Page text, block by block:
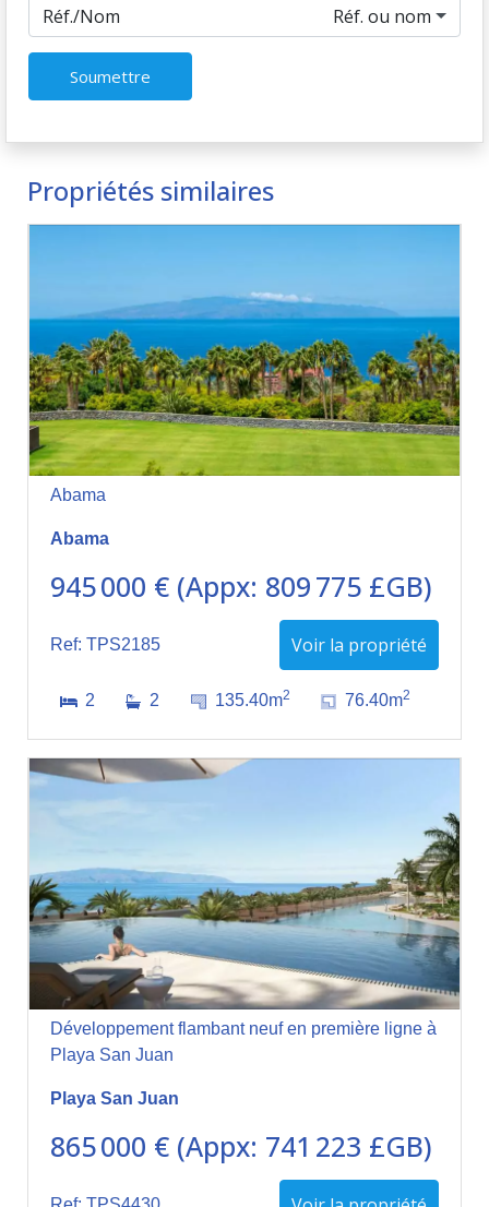
Réf./Nom Réf. ou nom
Soumettre
Propriétés similaires
Abama
Abama
945 000 € (Appx: 809 775 £GB)
Ref: TPS2185 Voir la propriété
2 2 135.40m2 76.40m2
Développement flambant neuf en première ligne à
Playa San Juan
Playa San Juan
865 000 € (Appx: 741 223 £GB)